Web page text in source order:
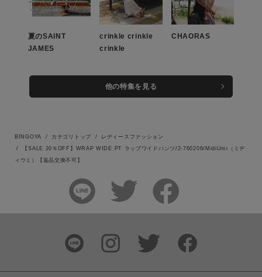
この条件で絞り込む
夏のSAINT
JAMES
crinkle crinkle
crinkle
CHAORAS
他の特集を見る
BINGOYA カテゴリトップ
レディースファッション
【SALE 20％OFF】WRAP WIDE PT ラップワイドパンツ/2-760206/MidiUmi（ミデ
ィウミ）【返品交換不可】